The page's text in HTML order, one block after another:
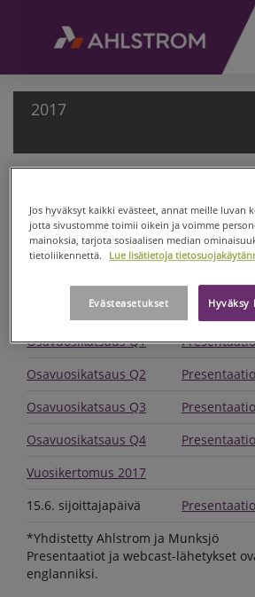
2017
KATSAUKSET JA
PRESENTAATIOT
Osio pitää sisällään Munksjö Oyj:n
tammi-maaliskuuhun 2017 asti.
Ahlstrom Oyj:n kanssa 1.4.2017 uusi
KATSAUKSET 2017
Osavuosikatsaus Q1 Presentaatio
Osavuosikatsaus Q2
Presentaatio
Osavuosikatsaus Q3
Presentaatio
Osavuosikatsaus Q4
Presentaatio
Vuosikertomus 2017
15.6. sijoittajapäivä
Presentaatio
*Yhdistetty Ahlstrom ja Munksjö
Presentaatiot ja webcast-lähetykset
englanniksi.
Jos hyväksyt kaikki evästeet, annat meille luvan
jotta sivustomme toimii oikein ja voimme
mainoksia, tarjota sosiaalisen median
tietoliikennettä.
Lue lisätietoja
Hyväksy
Evästeasetukset